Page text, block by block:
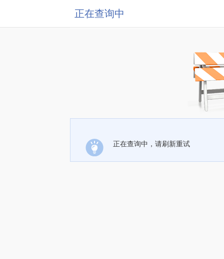
正在查询中
正在查询中，请刷新重试